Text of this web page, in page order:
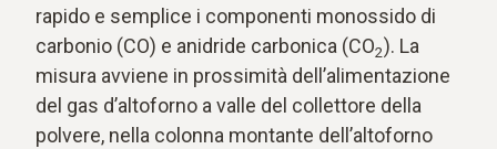
rapido e semplice i componenti monossido di
carbonio (CO) e anidride carbonica (CO2). La
misura avviene in prossimità dell’alimentazione
del gas d’altoforno a valle del collettore della
polvere, nella colonna montante dell’altoforno